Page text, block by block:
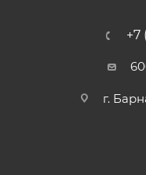
+7
г.